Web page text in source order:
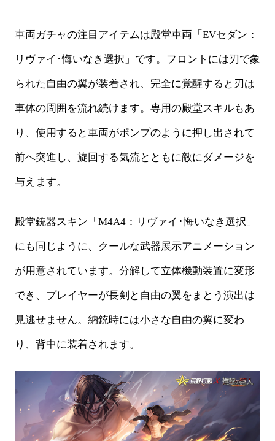
車両ガチャの注目アイテムは殿堂車両「 EVセダン：
リヴァイ･悔いなき選択」です。フロントには刃で象
られた自由の翼が装着され、完全に覚醒すると刃は
車体の周囲を流れ続けます。専用の殿堂スキルもあ
り、使用すると車両がポンプのように押し出されて
前へ突進し、旋回する気流とともに敵にダメージを
与えます。
殿堂銃器スキン「 M4A4：リヴァイ･悔いなき選択」
にも同じように、クールな武器展示アニメーション
が用意されています。分解して立体機動装置に変形
でき、プレイヤーが長剣と自由の翼を まとう演出は
見逃せません。納銃時には小さな自由の翼に変わ
り、背中に装着されます。